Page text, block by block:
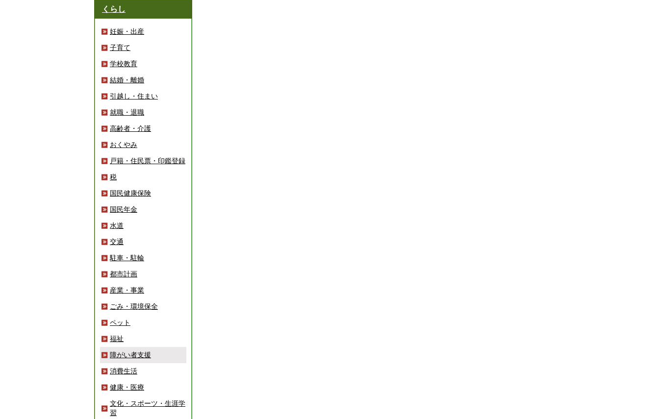
くらし
妊娠・出産
子育て
学校教育
結婚・離婚
引越し・住まい
就職・退職
高齢者・介護
おくやみ
戸籍・住民票・印鑑登録
税
国民健康保険
国民年金
水道
交通
駐車・駐輪
都市計画
産業・事業
ごみ・環境保全
ペット
福祉
障がい者支援
消費生活
健康・医療
文化・スポーツ・生涯学
習